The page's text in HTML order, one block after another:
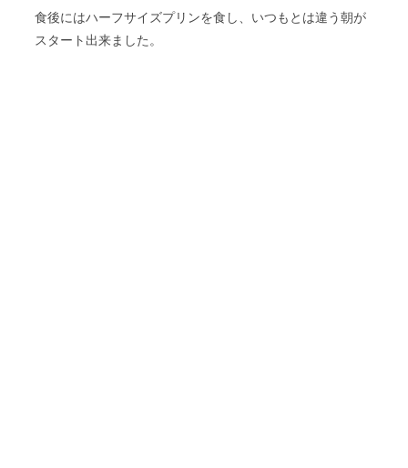
食後にはハーフサイズプリンを食し、いつもとは違う朝が
スタート出来ました。